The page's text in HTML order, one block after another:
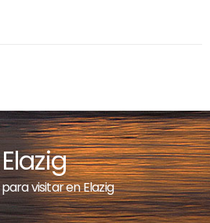
mobile menu
Elazig
visitar en Elazig